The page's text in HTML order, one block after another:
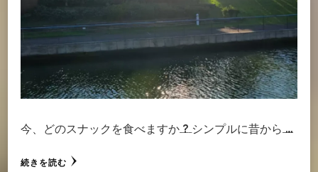
今、どのスナックを食べますか ? シンプルに昔から …
続きを読む